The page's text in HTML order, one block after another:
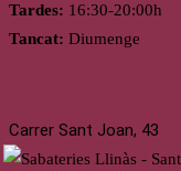
Tardes: 16:30-20:00h
Tancat: Diumenge
Carrer Sant Joan, 43